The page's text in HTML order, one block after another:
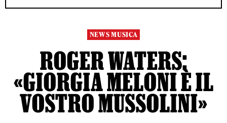
NEWS MUSICA
ROGER WATERS:
«GIORGIA MELONI È IL
VOSTRO MUSSOLINI»